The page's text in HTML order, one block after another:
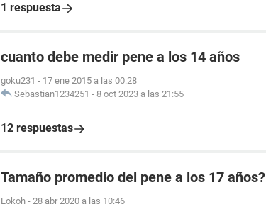
1 respuesta
cuanto debe medir pene a los 14 años
goku231 - 17 ene 2015 a las 00:28
Sebastian1234251 - 8 oct 2023 a las 21:55
12 respuestas
Tamaño promedio del pene a los 17 años?
Lokoh - 28 abr 2020 a las 10:46